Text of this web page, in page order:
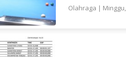
Olahraga |